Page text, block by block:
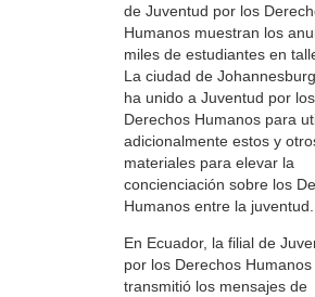
de Juventud por los
Humanos muestran los
miles de estudiantes en
La ciudad de
ha unido a Juventud por los
Derechos Humanos para
adicionalmente estos y
materiales para elevar la
concienciación sobre los
Humanos entre la juventud.
En Ecuador, la filial de
por los Derechos Humanos
transmitió los mensajes de